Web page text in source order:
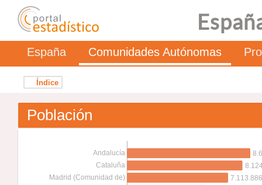
España Comunidades Autónomas
Índice
Población
Madrid (Comunidad de)
Cataluña
Andalucía
7.113.886